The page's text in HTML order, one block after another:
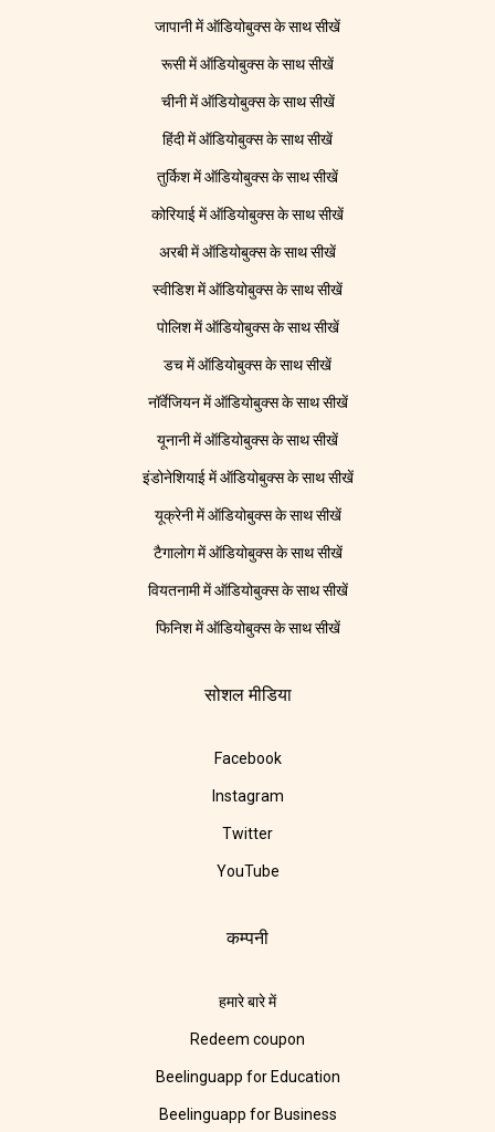
जापानी में ऑडियोबुक्स के साथ सीखें
रूसी में ऑडियोबुक्स के साथ सीखें
चीनी में ऑडियोबुक्स के साथ सीखें
हिंदी में ऑडियोबुक्स के साथ सीखें
तुर्किश में ऑडियोबुक्स के साथ सीखें
कोरियाई में ऑडियोबुक्स के साथ सीखें
अरबी में ऑडियोबुक्स के साथ सीखें
स्वीडिश में ऑडियोबुक्स के साथ सीखें
पोलिश में ऑडियोबुक्स के साथ सीखें
डच में ऑडियोबुक्स के साथ सीखें
नॉर्वेजियन में ऑडियोबुक्स के साथ सीखें
यूनानी में ऑडियोबुक्स के साथ सीखें
इंडोनेशियाई में ऑडियोबुक्स के साथ सीखें
यूक्रेनी में ऑडियोबुक्स के साथ सीखें
टैगालोग में ऑडियोबुक्स के साथ सीखें
वियतनामी में ऑडियोबुक्स के साथ सीखें
फिनिश में ऑडियोबुक्स के साथ सीखें
सोशल मीडिया
Facebook
Instagram
Twitter
YouTube
कम्पनी
हमारे बारे में
Redeem coupon
Beelinguapp for Education
Beelinguapp for Business